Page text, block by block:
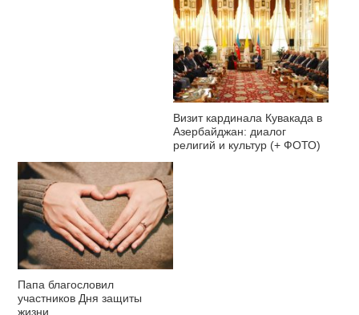
Визит кардинала Кувакада в
Азербайджан: диалог
религий и культур (+ ФОТО)
Папа благословил
участников Дня защиты
жизни